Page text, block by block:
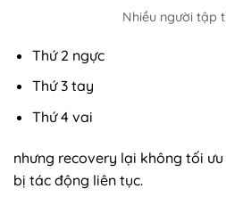
Nhiều người tập
Thứ 2 ngực
Thứ 3 tay
Thứ 4 vai
nhưng recovery lại không tối
bị tác động liên tục.